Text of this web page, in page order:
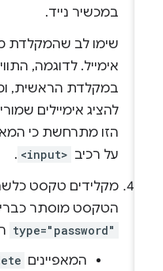
במכשיר נייד.
שימו לב שהמקלדת
אימייל. לדוגמה, התווים
במקלדת הראשית,
להציג אימיילים
הזו מתרחשת כי
על רכיב <input>
.
מקלידים טקסט
הטקסט מוסתר כברירת
type="password"
המאפיינים